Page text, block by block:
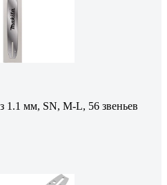
мм, SN, M-L, 56 звеньев